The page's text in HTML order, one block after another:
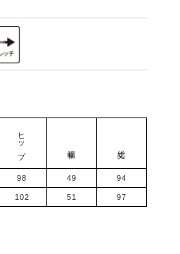
ヒップ
98 49 94
102 51 97